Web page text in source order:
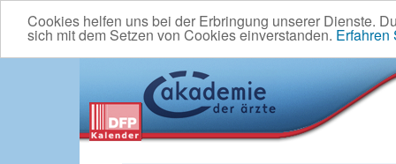
Cookies helfen uns bei der Erbringung unserer Dienste.
sich mit dem Setzen von Cookies einverstanden. Erfahren